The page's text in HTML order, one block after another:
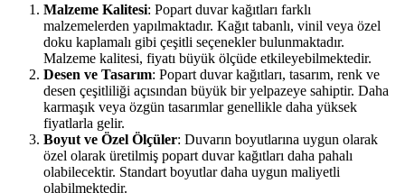
Malzeme Kalitesi: Popart duvar kağıtları farklı
malzemelerden yapılmaktadır. Kağıt tabanlı, vinil veya özel
doku kaplamalı gibi çeşitli seçenekler bulunmaktadır.
Malzeme kalitesi, fiyatı büyük ölçüde etkileyebilmektedir.
Desen ve Tasarım: Popart duvar kağıtları, tasarım, renk ve
desen çeşitliliği açısından büyük bir yelpazeye sahiptir. Daha
karmaşık veya özgün tasarımlar genellikle daha yüksek
fiyatlarla gelir.
Boyut ve Özel Ölçüler: Duvarın boyutlarına uygun olarak
özel olarak üretilmiş popart duvar kağıtları daha pahalı
olabilecektir. Standart boyutlar daha uygun maliyetli
olabilmektedir.